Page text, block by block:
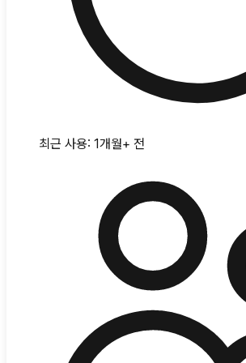
최근 사용: 1개월+ 전